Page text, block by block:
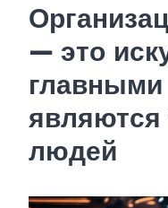
— это
главными
являются
людей